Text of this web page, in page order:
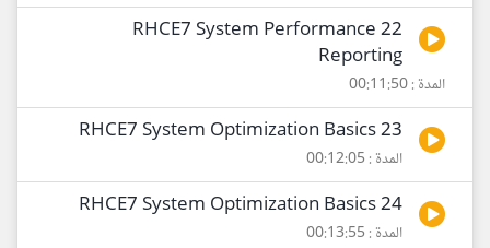
22 RHCE7 System Performance
Reporting
المدة : 00:11:50
23 RHCE7 System Optimization Basics
المدة : 00:12:05
24 RHCE7 System Optimization Basics
المدة : 00:13:55